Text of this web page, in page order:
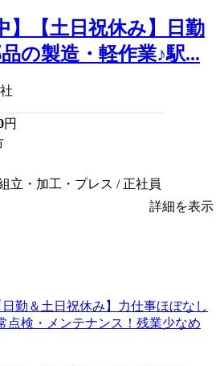
】【土日祝休み】日勤
の製造・軽作業♪駅...
円
立・加工・プレス / 正社員
詳細を表示